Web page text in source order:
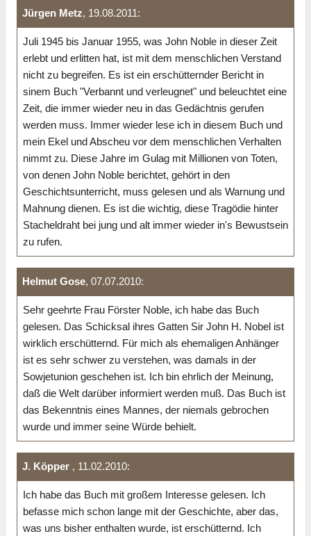
Jürgen Metz, 19.08.2011:
Juli 1945 bis Januar 1955, was John Noble in dieser Zeit
erlebt und erlitten hat, ist mit dem menschlichen Verstand
nicht zu begreifen. Es ist ein erschütternder Bericht in
sinem Buch "Verbannt und verleugnet" und beleuchtet eine
Zeit, die immer wieder neu in das Gedächtnis gerufen
werden muss. Immer wieder lese ich in diesem Buch und
mein Ekel und Abscheu vor dem menschlichen Verhalten
nimmt zu. Diese Jahre im Gulag mit Millionen von Toten,
von denen John Noble berichtet, gehört in den
Geschichtsunterricht, muss gelesen und als Warnung und
Mahnung dienen. Es ist die wichtig, diese Tragödie hinter
Stacheldraht bei jung und alt immer wieder in's Bewustsein
zu rufen.
Helmut Gose, 07.07.2010:
Sehr geehrte Frau Förster Noble, ich habe das Buch
gelesen. Das Schicksal ihres Gatten Sir John H. Nobel ist
wirklich erschütternd. Für mich als ehemaligen Anhänger
ist es sehr schwer zu verstehen, was damals in der
Sowjetunion geschehen ist. Ich bin ehrlich der Meinung,
daß die Welt darüber informiert werden muß. Das Buch ist
das Bekenntnis eines Mannes, der niemals gebrochen
wurde und immer seine Würde behielt.
J. Köpper , 11.02.2010:
Ich habe das Buch mit großem Interesse gelesen. Ich
befasse mich schon lange mit der Geschichte, aber das,
was uns bisher enthalten wurde, ist erschütternd. Ich